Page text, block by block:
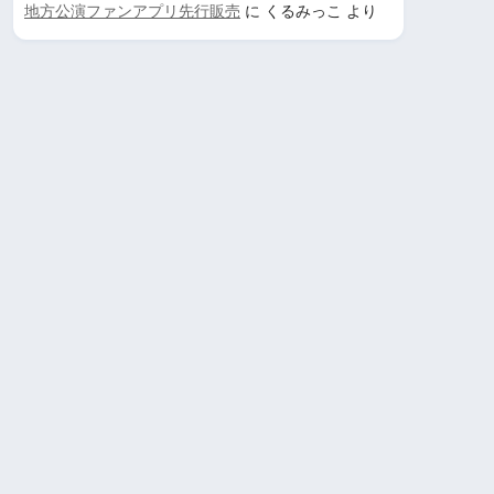
地方公演ファンアプリ先行販売 に くるみっこ より